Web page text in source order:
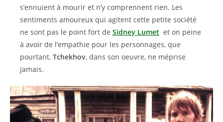
s’ennuient à mourir et n’y comprennent rien. Les
sentiments amoureux qui agitent cette petite société
ne sont pas le point fort de Sidney Lumet et on peine
à avoir de l’empathie pour les personnages, que
pourtant, Tchekhov, dans son oeuvre, ne méprise
jamais.